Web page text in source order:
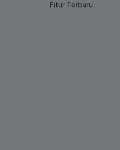
Fitur Terbaru